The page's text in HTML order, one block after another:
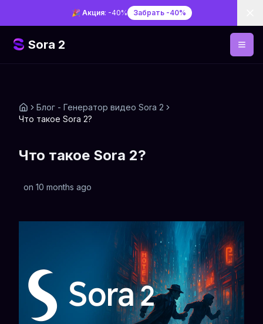
🎉 Акция: -40% Забрать -40%
Sora 2
Блог - Генератор видео Sora 2
Что такое Sora 2?
Что такое Sora 2?
on 10 months ago